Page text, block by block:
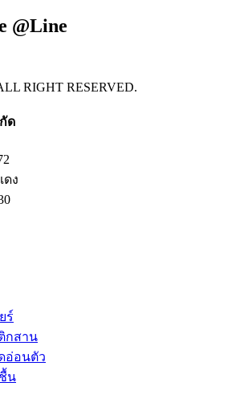
@Line
RIGHT RESERVED.
ด​
ดง
ร์
กสาน
อนตัว
น